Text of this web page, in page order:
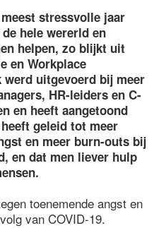
stressvolle jaar
hele wererld en
helpen, zo blijkt uit
en Workplace
uitgevoerd bij meer
HR-leiders en C-
en heeft aangetoond
geleid tot meer
en meer burn-outs bij
en dat men liever hulp
toenemende angst en
van COVID-19.